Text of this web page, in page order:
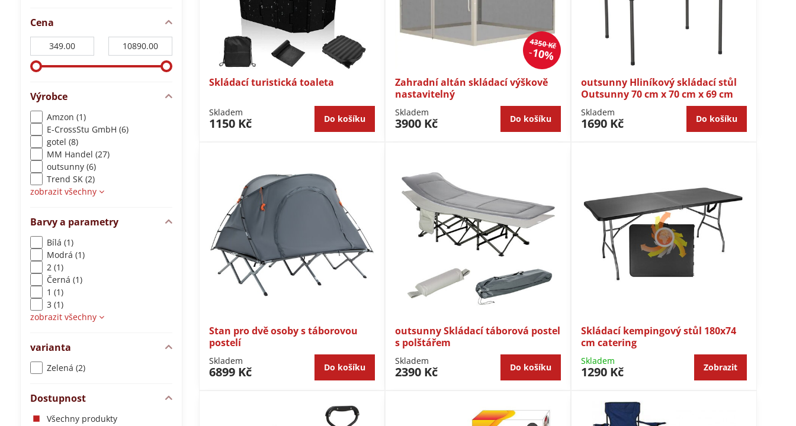
Skládací turistická toaleta
Skladem
1150 Kč Do košíku
4350 Kč
10%
Zahradní altán skládací výškově
nastavitelný
Skladem
3900 Kč Do košíku
outsunny Hliníkový skládací stůl
Outsunny 70 cm x 70 cm x 69 cm
Skladem
1690 Kč Do košíku
Stan pro dvě osoby s táborovou
postelí
Skladem
6899 Kč Do košíku
outsunny Skládací táborová postel
s polštářem
Skladem
2390 Kč Do košíku
Skládací kempingový stůl 180x74
cm catering
Skladem
1290 Kč Zobrazit
Cena
Výrobce
Amzon (1)
E-CrossStu GmbH​ (6)
gotel (8)
MM Handel (27)
outsunny (6)
Trend SK (2)
zobrazit všechny
Barvy a parametry
Bílá (1)
Modrá (1)
2 (1)
Černá (1)
1 (1)
3 (1)
zobrazit všechny
varianta
Zelená (2)
Dostupnost
Všechny produkty